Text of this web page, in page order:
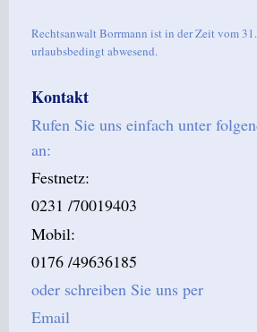
Rechtsanwalt Borrmann ist in der Zeit vom
urlaubsbedingt abwesend.
Kontakt
Rufen Sie uns einfach unter
an:
Festnetz:
0231 /70019403
Mobil:
0176 /49636185
oder schreiben Sie uns per
Email